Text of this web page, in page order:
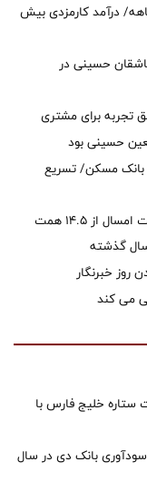
درآمد کارمزدی بیش
حسینی در
تجربه برای مشتری
حسینی بود
توسط بانک مسکن/ تسریع
حق بیمه تولیدی بیمه ملت در چهار ماه نخست امسال از 14.5 همت
روز خبرنگار
می کند
نفت ستاره خلیج فارس با
بانک دی در سال